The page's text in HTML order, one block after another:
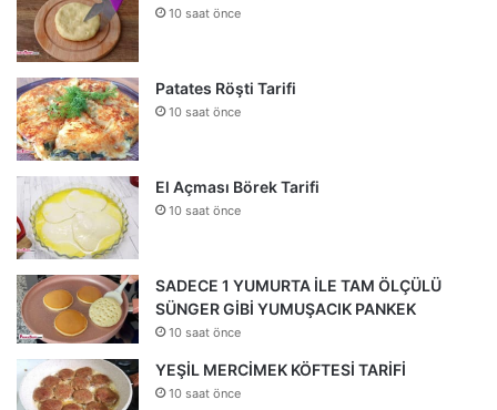
10 saat önce
Patates Röşti Tarifi
10 saat önce
El Açması Börek Tarifi
10 saat önce
SADECE 1 YUMURTA İLE TAM ÖLÇÜLÜ
SÜNGER GİBİ YUMUŞACIK PANKEK
10 saat önce
YEŞİL MERCİMEK KÖFTESİ TARİFİ
10 saat önce